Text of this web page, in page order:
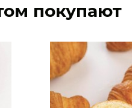
покупают